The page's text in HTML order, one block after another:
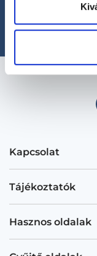
Kapcsolat
Tájékoztatók
Hasznos oldalak